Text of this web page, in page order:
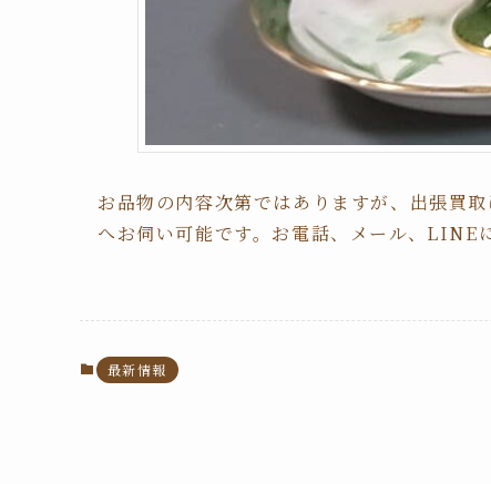
お品物の内容次第ではありますが、出張買
へお伺い可能です。お電話、メール、LINE
最新情報